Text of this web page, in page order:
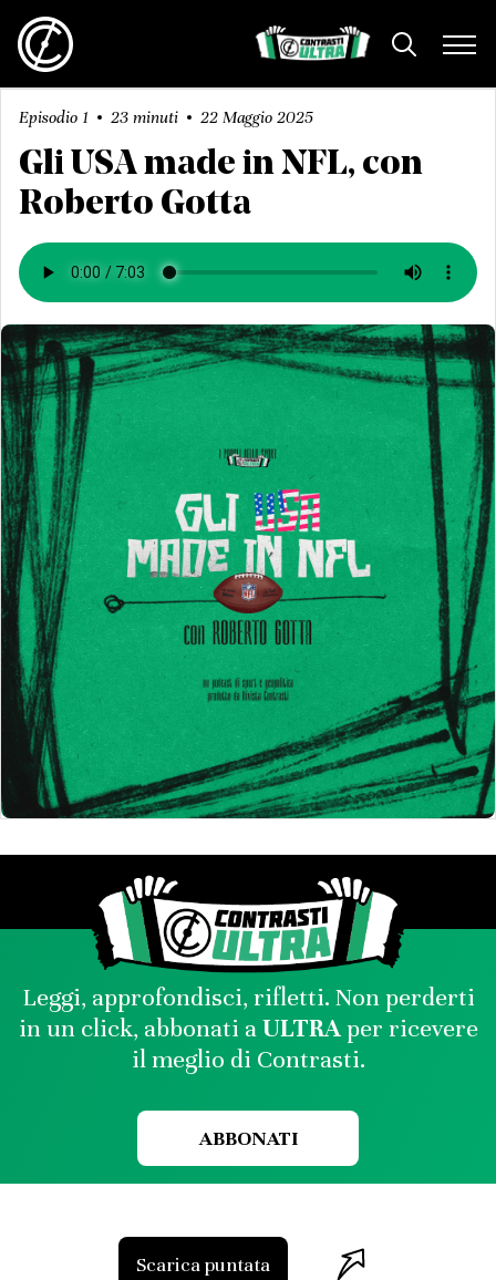
Episodio 1 23 minuti 22 Maggio 2025
Gli USA made in NFL, con
Roberto Gotta
Leggi, approfondisci, rifletti. Non perderti
in un click, abbonati aULTRAper ricevere
il meglio di Contrasti.
ABBONATI
Scarica puntata